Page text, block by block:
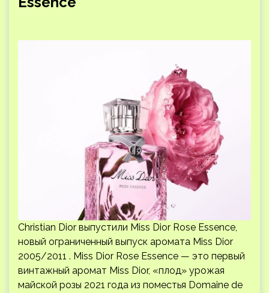
Christian Dior выпустили Miss Dior Rose Essence,
новый ограниченный выпуск аромата Miss Dior
2005/2011 . Miss Dior Rose Essence — это первый
винтажный аромат Miss Dior, «плод» урожая
майской розы 2021 года из поместья Domaine de